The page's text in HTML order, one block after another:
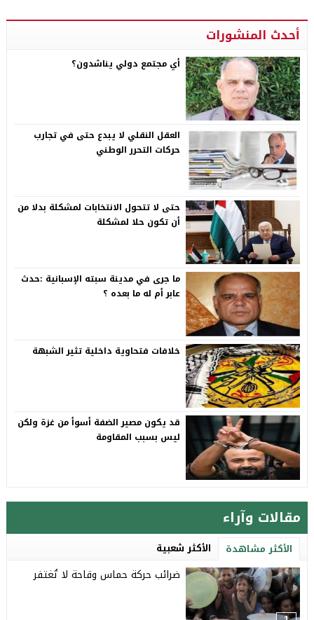
أحدث المنشورات
أي مجتمع دولي يناشدون؟
العقل النقلي لا يبدع حتى في تجارب
حركات التحرر الوطني
حتى لا تتحول الانتخابات لمشكلة بدلا من
أن تكون حلا لمشكلة
ما جرى في مدينة سبته الإسبانية :حدث
عابر أم له ما بعده ؟
خلافات فتحاوية داخلية تثير الشبهة
قد يكون مصير الضفة أسوأ من غزة ولكن
ليس بسبب المقاومة
مقالات وآراء
الأكثر مشاهدة الأكثر شعبية
ضرائب حركة حماس وقاحة لا تُغتفر